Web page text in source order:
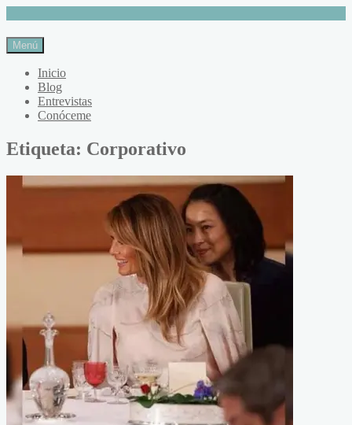
Menú
Inicio
Blog
Entrevistas
Conóceme
Etiqueta: Corporativo